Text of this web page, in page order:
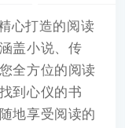
心打造的阅读
盖小说、传
全方位的阅读
到心仪的书
地享受阅读的